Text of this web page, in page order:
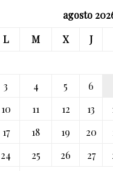
agosto
L
M X J
3
4 5 6
10
11 12 13
17
18 19 20
24
25 26 27